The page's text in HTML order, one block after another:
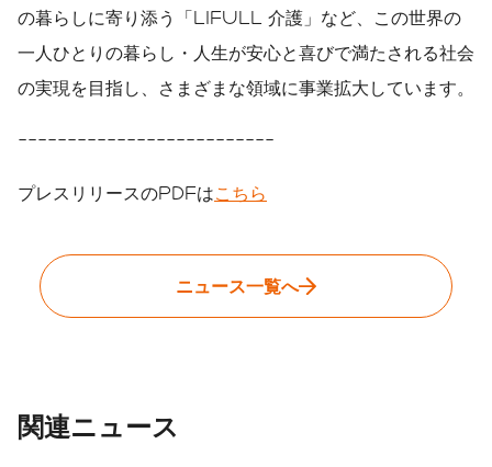
の暮らしに寄り添う「LIFULL 介護」など、この世界の
一人ひとりの暮らし・人生が安心と喜びで満たされる社会
の実現を目指し、さまざまな領域に事業拡大しています。
--------------------------
プレスリリースのPDFは こちら
ニュース一覧へ
関連ニュース